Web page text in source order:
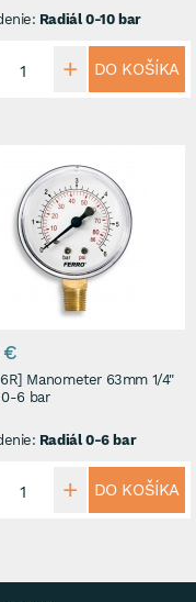
Radiál 0-10 bar
DO KOŠÍKA
€
1/4"
0-6 bar
Radiál 0-6 bar
DO KOŠÍKA